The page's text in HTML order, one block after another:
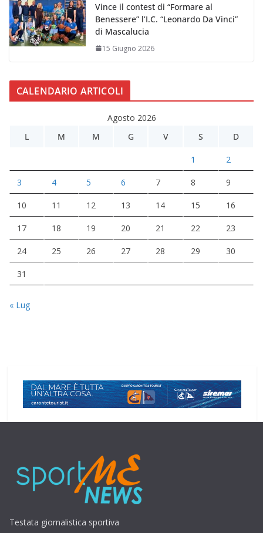
Vince il contest di “Formare al
Benessere” l’I.C. “Leonardo Da Vinci”
di Mascalucia
15 Giugno 2026
CALENDARIO ARTICOLI
Agosto 2026
L
M M G V S D
1 2
3 4 5 6 7 8 9
10 11 12 13 14 15 16
17 18 19 20 21 22 23
24 25 26 27 28 29 30
31
« Lug
Testata giornalistica sportiva